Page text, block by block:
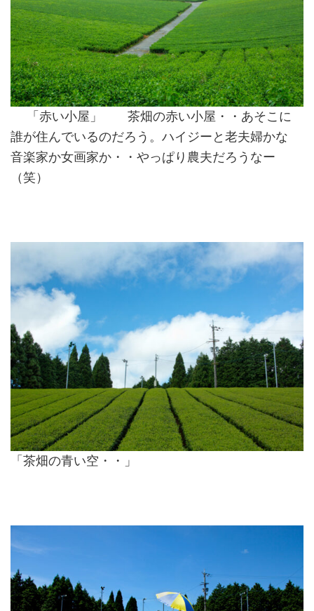
「赤い小屋」 茶畑の赤い小屋・・あそこに
誰が住んでいるのだろう。ハイジーと老夫婦かな
音楽家か女画家か・・やっぱり農夫だろうなー
（笑）
「茶畑の青い空・・」